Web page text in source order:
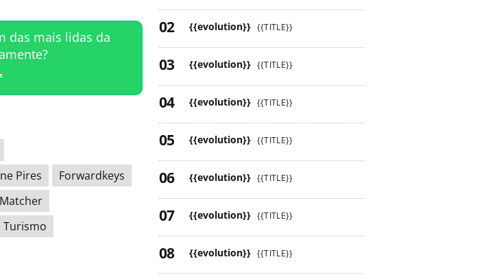
das mais lidas da
Pires
Forwardkeys
Matcher
Turismo
{{evolution}} {{TITLE}}
{{evolution}} {{TITLE}}
{{evolution}} {{TITLE}}
{{evolution}} {{TITLE}}
{{evolution}} {{TITLE}}
{{evolution}} {{TITLE}}
{{evolution}} {{TITLE}}